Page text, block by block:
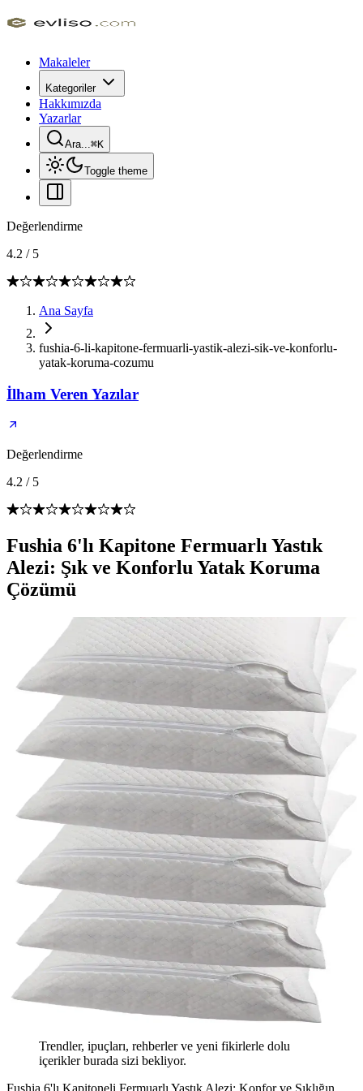
Makaleler
Kategoriler
Hakkımızda
Yazarlar
Ara...⌘K
Toggle theme
Değerlendirme
4.2 / 5
Ana Sayfa
fushia-6-li-kapitone-fermuarli-yastik-alezi-sik-ve-konforlu-
yatak-koruma-cozumu
İlham Veren Yazılar
Değerlendirme
4.2 / 5
Fushia 6'lı Kapitone Fermuarlı Yastık
Alezi: Şık ve Konforlu Yatak Koruma
Çözümü
Trendler, ipuçları, rehberler ve yeni fikirlerle dolu
içerikler burada sizi bekliyor.